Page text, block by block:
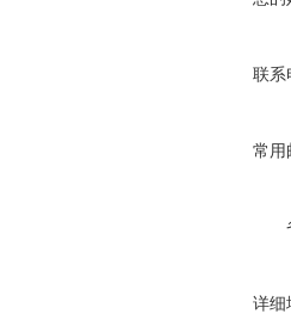
联系
常用
详细